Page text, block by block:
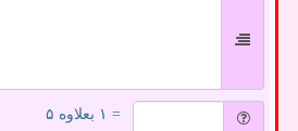
= ۱ بعلاوه ۵